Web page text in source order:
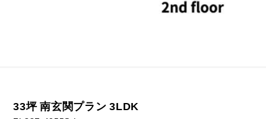
33坪 南玄関プラン 3LDK